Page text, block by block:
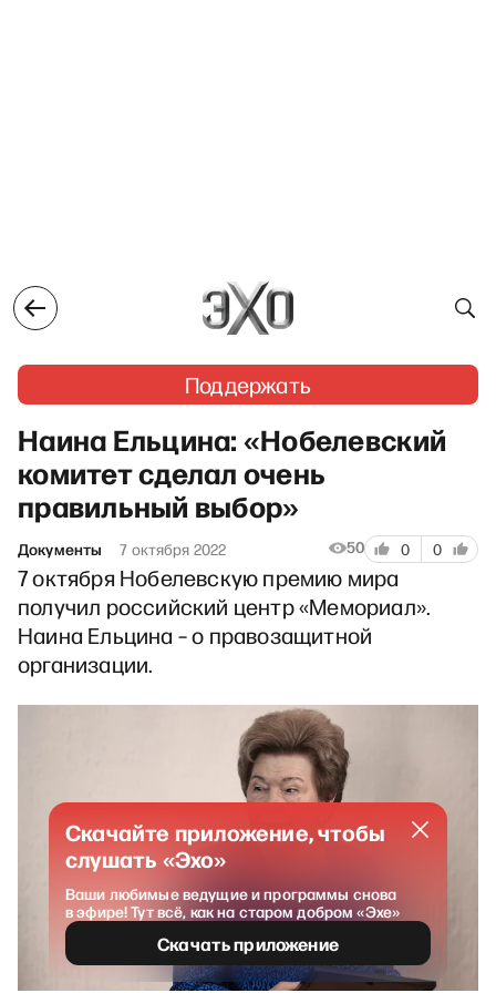
Поддержать
Наина Ельцина: «Нобелевский
комитет сделал очень
правильный выбор»
Документы 7 октября 2022 50 0 0
7 октября Нобелевскую премию мира
получил российский центр «Мемориал».
Наина Ельцина – о правозащитной
организации.
Скачайте приложение, чтобы
слушать «Эхо»
Ваши любимые ведущие и программы снова
в эфире! Тут всё, как на старом добром «Эхе»
Скачать приложение